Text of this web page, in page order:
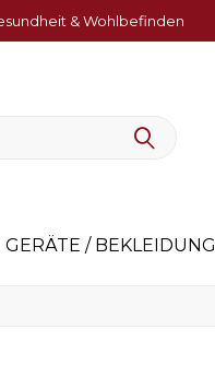
& Wohlbefinden
GERÄTE / BEKLEIDUNG